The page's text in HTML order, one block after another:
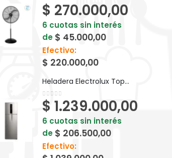
0out of 5
$ 270.000,00
6 cuotas sin interés
de $ 45.000,00
Efectivo:
$ 220.000,00
Heladera Electrolux Top Freezer No Frost Inverter Plata 408L IF43S
0out of 5
$ 1.239.000,00
6 cuotas sin interés
de $ 206.500,00
Efectivo: